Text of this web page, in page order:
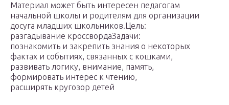
Материал может быть интересен педагогам
начальной школы и родителям для организации
досуга младших школьников.Цель:
разгадывание кроссвордаЗадачи:
познакомить и закрепить знания о некоторых
фактах и событиях, связанных с кошками,
развивать логику, внимание, память,
формировать интерес к чтению,
расширять кругозор детей